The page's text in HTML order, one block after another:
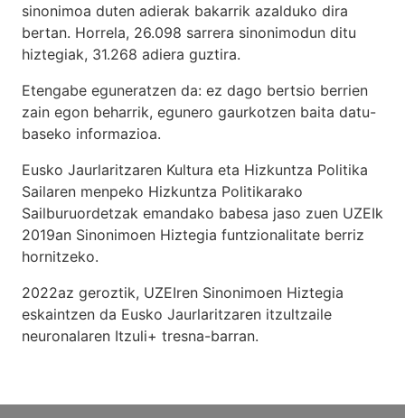
sinonimoa duten adierak bakarrik azalduko dira
bertan. Horrela, 26.098 sarrera sinonimodun ditu
hiztegiak, 31.268 adiera guztira.
Etengabe eguneratzen da: ez dago bertsio berrien
zain egon beharrik, egunero gaurkotzen baita datu-
baseko informazioa.
Eusko Jaurlaritzaren Kultura eta Hizkuntza Politika
Sailaren menpeko Hizkuntza Politikarako
Sailburuordetzak emandako babesa jaso zuen UZEIk
2019an Sinonimoen Hiztegia funtzionalitate berriz
hornitzeko.
2022az geroztik, UZEIren Sinonimoen Hiztegia
eskaintzen da Eusko Jaurlaritzaren itzultzaile
neuronalaren Itzuli+ tresna-barran.